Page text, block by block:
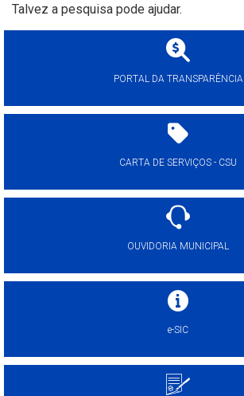
Talvez a pesquisa pode ajudar.
PORTAL DA TRANSPARÊNCIA
CARTA DE SERVIÇOS - CSU
OUVIDORIA MUNICIPAL
e-SIC